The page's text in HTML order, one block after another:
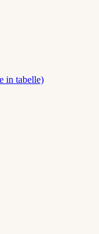
in tabelle)